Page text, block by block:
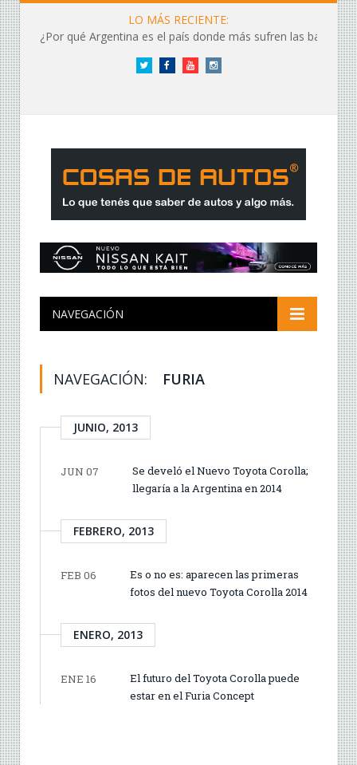
LO MÁS RECIENTE:
¿Por qué Argentina es el país donde más sufren las baterías?
Twitter FacebookYouTubeInstagram
NAVEGACIÓN
NAVEGACIÓN: FURIA
JUNIO, 2013
JUN 07
Se develó el Nuevo Toyota Corolla;
llegaría a la Argentina en 2014
FEBRERO, 2013
FEB 06
Es o no es: aparecen las primeras
fotos del nuevo Toyota Corolla 2014
ENERO, 2013
ENE 16
El futuro del Toyota Corolla puede
estar en el Furia Concept